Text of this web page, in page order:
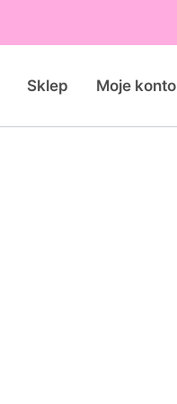
Sklep Moje konto